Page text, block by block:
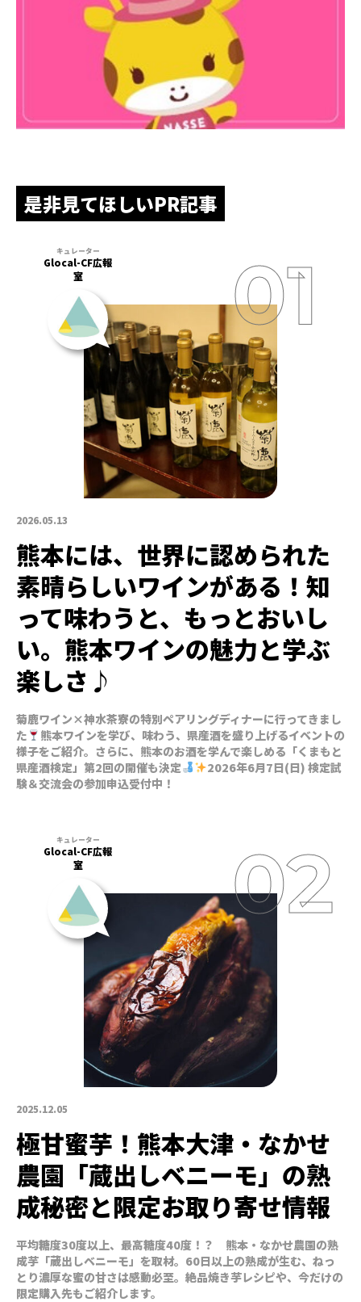
是非見てほしいPR記事
2026.05.13
Glocal-CF広報
室
熊本には、世界に認められた
素晴らしいワインがある！知
って味わうと、もっとおいし
い。熊本ワインの魅力と学ぶ
楽しさ♪
菊鹿ワイン×神水茶寮の特別ペアリングディナーに行ってきまし
た
熊本ワインを学び、味わう、県産酒を盛り上げるイベントの
様子をご紹介。さらに、熊本のお酒を学んで楽しめる「くまもと
県産酒検定」第2回の開催も決定
2026年6月7日(日) 検定試
験＆交流会の参加申込受付中！
2025.12.05
Glocal-CF広報
室
極甘蜜芋！熊本大津・なかせ
農園「蔵出しベニーモ」の熟
成秘密と限定お取り寄せ情報
平均糖度30度以上、最高糖度40度！？ 熊本・なかせ農園の熟
成芋「蔵出しベニーモ」を取材。60日以上の熟成が生む、ねっ
とり濃厚な蜜の甘さは感動必至。絶品焼き芋レシピや、今だけの
限定購入先もご紹介します。